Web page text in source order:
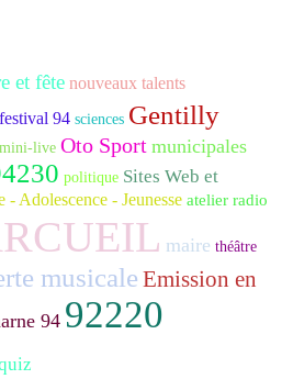
et fête nouveaux talents
festival 94 sciences Gentilly
live Oto Sport municipales
politique Sites Web et
- Adolescence - Jeunesse atelier radio
maire théâtre
musicale Emission en
94 92220